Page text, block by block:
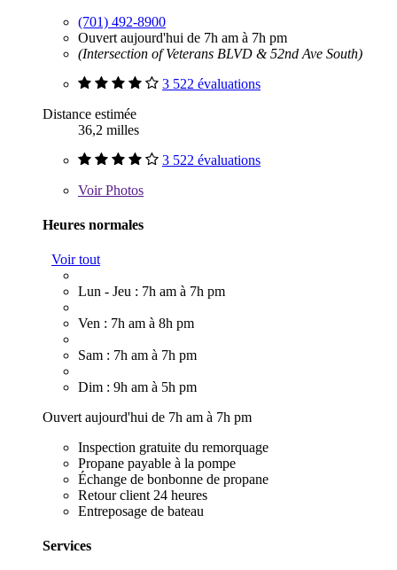
(701) 492-8900
Ouvert aujourd'hui de 7h am à 7h pm
(Intersection of Veterans BLVD & 52nd Ave South)
3 522 évaluations
Distance estimée
36,2 milles
3 522 évaluations
VoirPhotos
Heures normales
Voir tout
Lun - Jeu : 7h am à 7h pm
Ven : 7h am à 8h pm
Sam : 7h am à 7h pm
Dim : 9h am à 5h pm
Ouvert aujourd'hui de 7h am à 7h pm
Inspection gratuite du remorquage
Propane payable à la pompe
Échange de bonbonne de propane
Retour client 24 heures
Entreposage de bateau
Services